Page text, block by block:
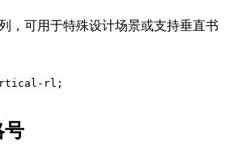
，可用于特殊设计场景或支持垂直书
rl;
号